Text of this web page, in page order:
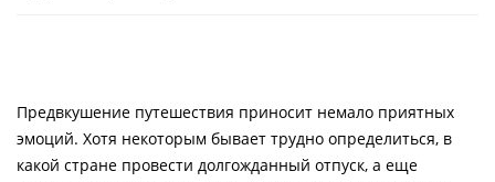
Страны
Как купить
Предвкушение путешествия приносит немало приятных
эмоций. Хотя некоторым бывает трудно определиться, в
какой стране провести долгожданный отпуск, а еще